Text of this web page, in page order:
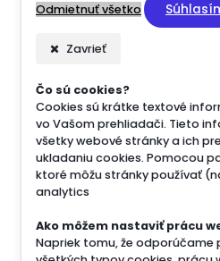
Odmietnuť všetko
Zavrieť
Čo sú cookies?
Cookies sú krátke textové
vo Vašom prehliadači. Tieto
všetky webové stránky a ich
ukladaniu cookies. Pomocou
ktoré môžu stránky používať
analytics
Ako môžem nastaviť prácu
Napriek tomu, že odporúčame